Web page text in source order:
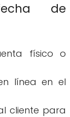
de
físico o
línea en el
cliente para